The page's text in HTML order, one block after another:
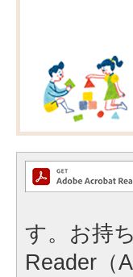
す。お持
Reader（